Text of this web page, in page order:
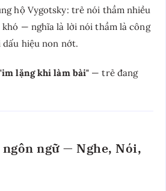
hộ Vygotsky: trẻ nói thầm nhiều
— nghĩa là lời nói thầm là công
hiệu non nớt.
lặng khi làm bài" — trẻ đang
ngữ — Nghe, Nói,